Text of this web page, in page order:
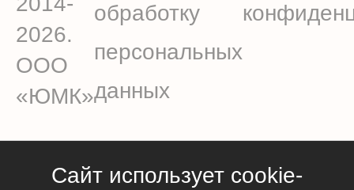
2026.
ООО
«ЮМК»
обработку
персональных
данных
Сайт использует cookie-